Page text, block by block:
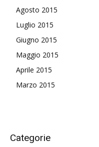
Agosto 2015
Luglio 2015
Giugno 2015
Maggio 2015
Aprile 2015
Marzo 2015
Categorie